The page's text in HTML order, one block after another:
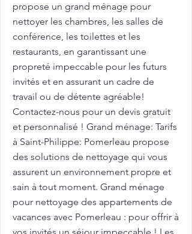
propose un grand ménage pour
nettoyer les chambres, les salles de
conférence, les toilettes et les
restaurants, en garantissant une
propreté impeccable pour les futurs
invités et en assurant un cadre de
travail ou de détente agréable!
Contactez-nous pour un devis gratuit
et personnalisé ! Grand ménage: Tarifs
à Saint-Philippe: Pomerleau propose
des solutions de nettoyage qui vous
assurent un environnement propre et
sain à tout moment. Grand ménage
pour nettoyage des appartements de
vacances avec Pomerleau : pour offrir à